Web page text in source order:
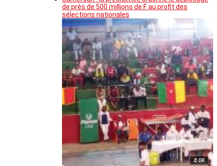
de près de 500 millions de F au profit des
sélections nationales
© DR